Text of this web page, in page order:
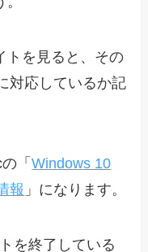
トを見ると、その
対応しているか記
「Windows 10
報 」になります。
を終了している